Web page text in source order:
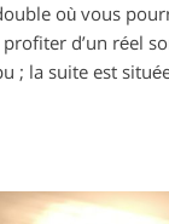
où vous
d’un réel
; la suite est